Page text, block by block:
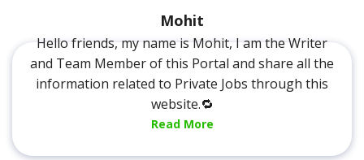
Mohit
Hello friends, my name is Mohit, I am the Writer
and Team Member of this Portal and share all the
information related to Private Jobs through this
website.🔁
Read More